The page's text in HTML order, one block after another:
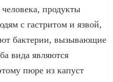
продукты
с гастритом и язвой,
бактерии, вызывающие
вида являются
пюре из капуст